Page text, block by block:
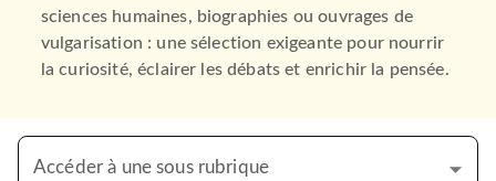
sciences humaines, biographies ou ouvrages de
vulgarisation : une sélection exigeante pour nourrir
la curiosité, éclairer les débats et enrichir la pensée.
Accéder à une sous rubrique